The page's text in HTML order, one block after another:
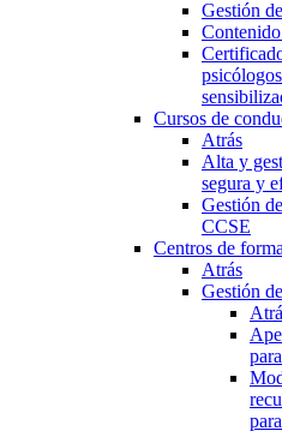
Gestión
Cursos de
Atrás
Alta y
segura y
Gestión
CCSE
Centros de
Atrás
Gestión